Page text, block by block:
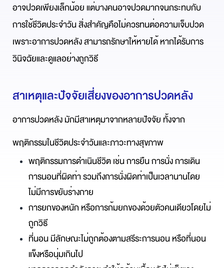
อาจปวดเพียงเล็กน้อย แต่บางคนอาจปวดมากจนกระทบกับ
การใช้ชีวิตประจำวัน สิ่งสำคัญคือไม่ควรทนต่อความเจ็บปวด
เพราะอาการปวดหลัง สามารถรักษาให้หายได้ หากได้รับการ
วินิจฉัยและดูแลอย่างถูกวิธี
สาเหตุและปัจจัยเสี่ยงของอาการปวดหลัง
อาการปวดหลัง มักมีสาเหตุมาจากหลายปัจจัย ทั้งจาก
พฤติกรรมในชีวิตประจำวันและภาวะทางสุขภาพ
พฤติกรรมการดำเนินชีวิตเช่น การยืน การนั่ง การเดิน
การนอนที่ผิดท่า รวมถึงการนั่งผิดท่าเป็นเวลานานโดย
ไม่มีการขยับร่างกาย
การยกของหนักหรือการก้มยกของด้วยตัวคนเดียวโดยไม่
ถูกวิธี
ที่นอนมีลักษณะไม่ถูกต้องตามสรีระการนอน หรือที่นอน
แข็งหรือนุ่มเกินไป